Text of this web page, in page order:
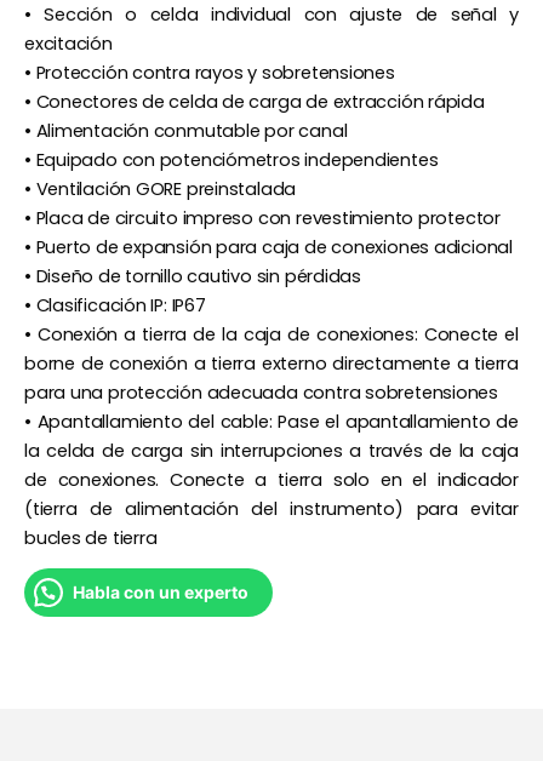
• Sección o celda individual con ajuste de señal y
excitación
• Protección contra rayos y sobretensiones
• Conectores de celda de carga de extracción rápida
• Alimentación conmutable por canal
• Equipado con potenciómetros independientes
• Ventilación GORE preinstalada
• Placa de circuito impreso con revestimiento protector
• Puerto de expansión para caja de conexiones adicional
• Diseño de tornillo cautivo sin pérdidas
• Clasificación IP: IP67
• Conexión a tierra de la caja de conexiones: Conecte el
borne de conexión a tierra externo directamente a tierra
para una protección adecuada contra sobretensiones
• Apantallamiento del cable: Pase el apantallamiento de
la celda de carga sin interrupciones a través de la caja
de conexiones. Conecte a tierra solo en el indicador
(tierra de alimentación del instrumento) para evitar
bucles de tierra
Habla con un experto